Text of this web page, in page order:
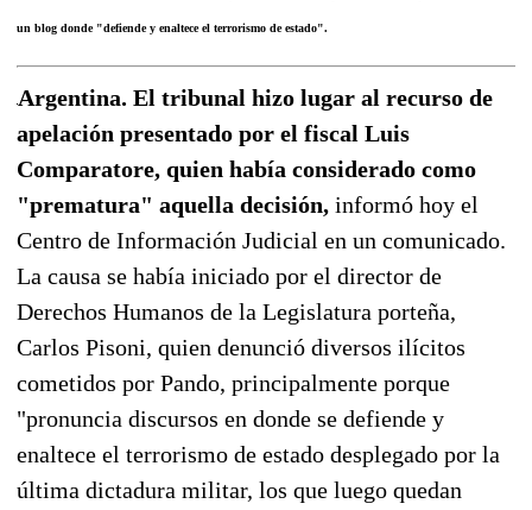
un blog donde "defiende y enaltece el terrorismo de estado".
Argentina. El tribunal hizo lugar al recurso de
apelación presentado por el fiscal Luis
Comparatore, quien había considerado como
"prematura" aquella decisión, informó hoy el
Centro de Información Judicial en un comunicado.
La causa se había iniciado por el director de
Derechos Humanos de la Legislatura porteña,
Carlos Pisoni, quien denunció diversos ilícitos
cometidos por Pando, principalmente porque
"pronuncia discursos en donde se defiende y
enaltece el terrorismo de estado desplegado por la
última dictadura militar, los que luego quedan